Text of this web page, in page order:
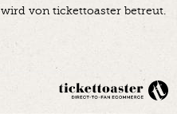
wird von tickettoaster betreut.